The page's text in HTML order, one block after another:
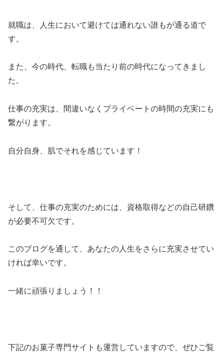
就職は、人生において避けては通れない誰もが通る道で
す。
また、今の時代、転職も当たり前の時代になってきまし
た。
仕事の充実は、間違いなくプライベートの時間の充実にも
繋がります。
自分自身、肌でそれを感じています！
そして、仕事の充実のためには、資格取得などの自己研鑽
が必要不可欠です。
このブログを通して、あなたの人生をさらに充実させてい
ければ幸いです。
一緒に頑張りましょう！！
下記のお菓子専門サイトも運営していますので、ぜひご覧